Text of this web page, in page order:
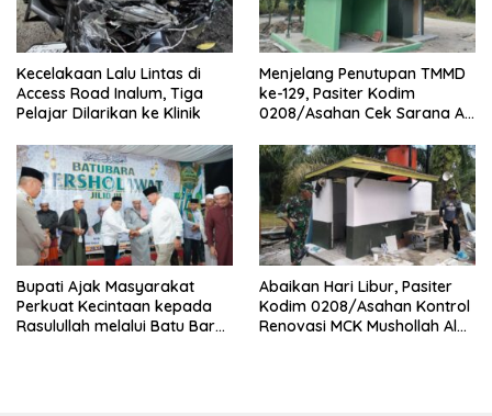
Kecelakaan Lalu Lintas di
Access Road Inalum, Tiga
Pelajar Dilarikan ke Klinik
Menjelang Penutupan TMMD
ke-129, Pasiter Kodim
0208/Asahan Cek Sarana Air
Bupati Ajak Masyarakat
Perkuat Kecintaan kepada
Rasulullah melalui Batu Bara
Abaikan Hari Libur, Pasiter
Kodim 0208/Asahan Kontrol
Renovasi MCK Mushollah Al